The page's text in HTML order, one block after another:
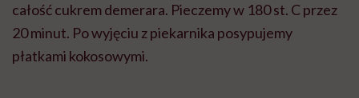
całość cukrem demerara. Pieczemy w 180 st. C przez
20 minut. Po wyjęciu z piekarnika posypujemy
płatkami kokosowymi.